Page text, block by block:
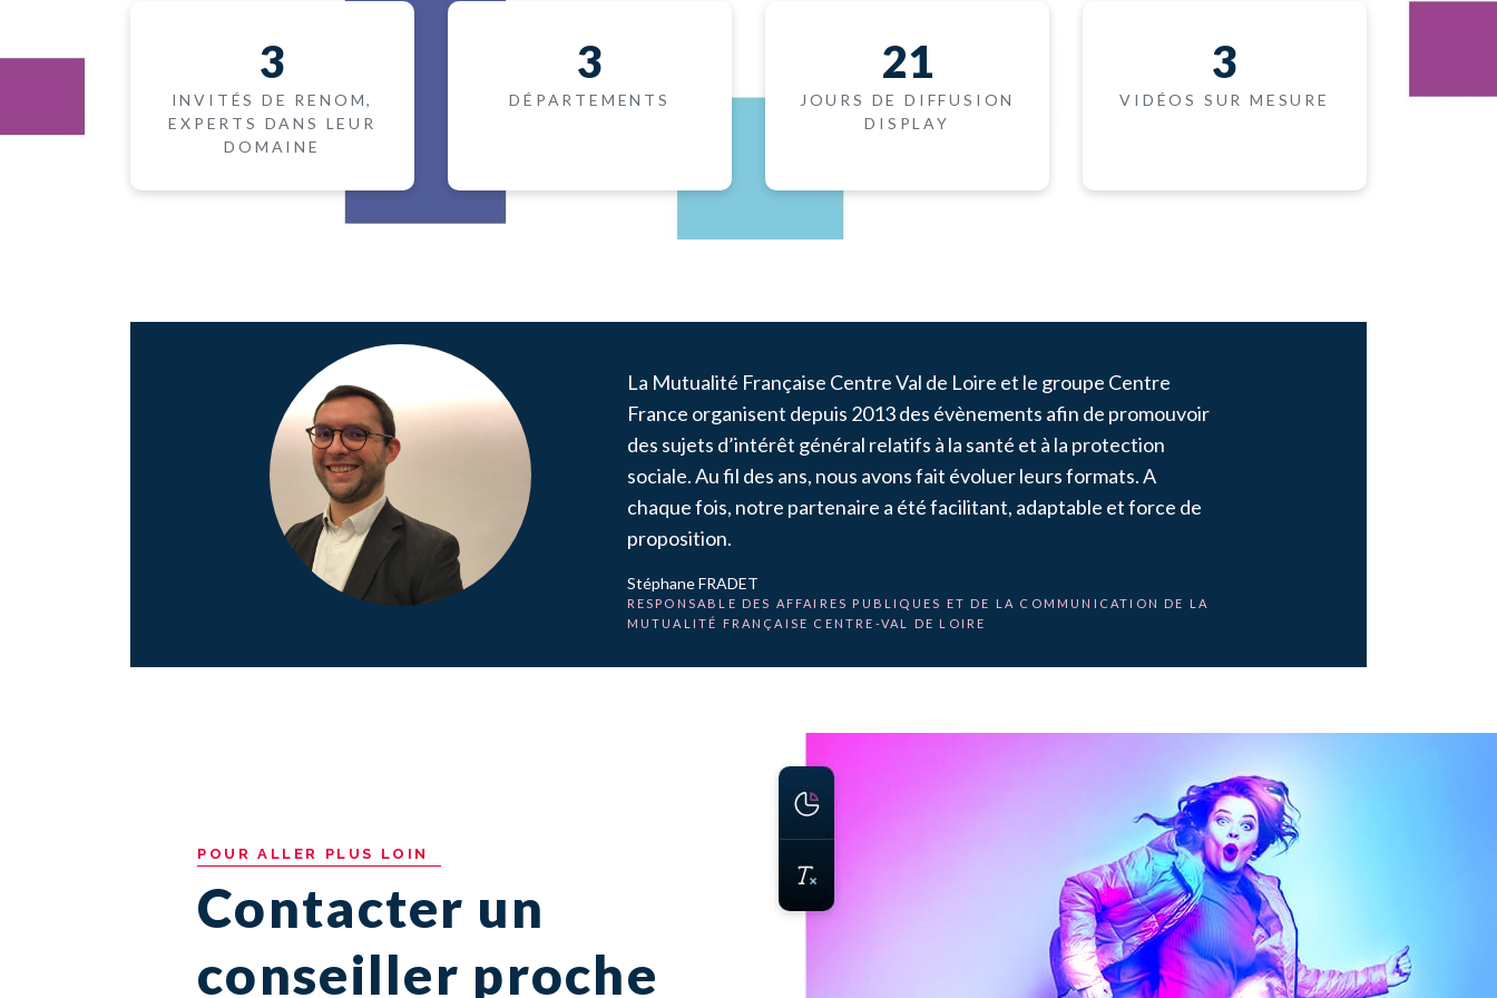
3
INVITÉS DE RENOM,
EXPERTS DANS LEUR
DOMAINE
3
DÉPARTEMENTS
21
JOURS DE DIFFUSION
DISPLAY
3
VIDÉOS SUR MESURE
La Mutualité Française Centre Val de Loire et le groupe Centre
France organisent depuis 2013 des évènements afin de promouvoir
des sujets d’intérêt général relatifs à la santé et à la protection
sociale. Au fil des ans, nous avons fait évoluer leurs formats. A
chaque fois, notre partenaire a été facilitant, adaptable et force de
proposition.
Stéphane FRADET
RESPONSABLE DES AFFAIRES PUBLIQUES ET DE LA COMMUNICATION DE LA
MUTUALITÉ FRANÇAISE CENTRE-VAL DE LOIRE
POUR ALLER PLUS LOIN
Contacter un
conseiller proche